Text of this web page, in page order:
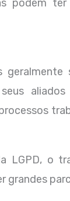
podem
LGPD, o
grandes